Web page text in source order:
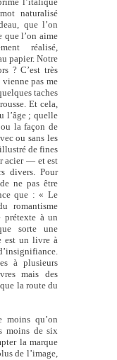
naturalisé
que l’on
que l’on aime
réalisé,
papier. Notre
? C’est très
vienne pas me
taches
Et cela,
l’âge ; quelle
la façon de
ou sans les
de fines
acier — et est
divers. Pour
ne pas être
que : « Le
romantisme
prétexte à un
sorte une
est un livre à
à plusieurs
mais des
la route du
moins qu’on
moins de six
la marque
de l’image,